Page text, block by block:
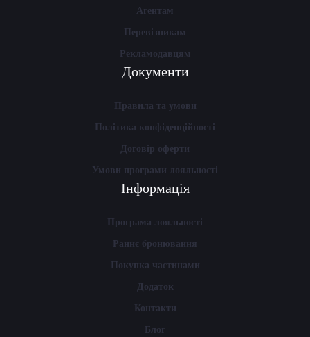
Агентам
Перевізникам
Рекламодавцям
Документи
Правила та умови
Політика конфіденційності
Договір оферти
Умови програми лояльності
Інформація
Програма лояльності
Раннє бронювання
Покупка частинами
Додаток
Контакти
Блог